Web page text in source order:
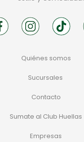
Quiénes somos
Sucursales
Contacto
Sumate al Club Huellas
Empresas